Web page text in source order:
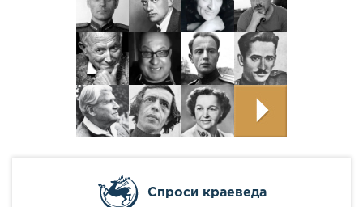
Cпроси краеведа